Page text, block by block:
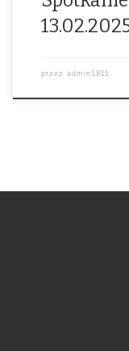
przez admin1911